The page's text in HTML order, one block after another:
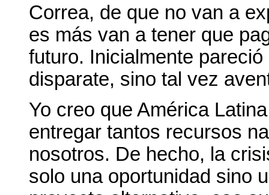
Correa, de que no van a
es más van a tener que
futuro. Inicialmente
disparate, sino tal vez
Yo creo que América
entregar tantos recursos
nosotros. De hecho, la
solo una oportunidad sino